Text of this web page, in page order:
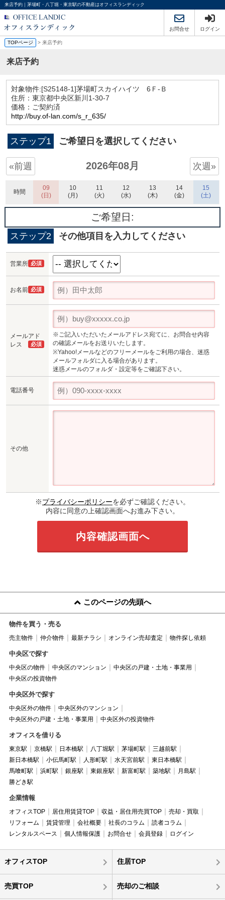
来店予約｜茅場町・八丁堀・東京駅の不動産はオフィスランディック
お問合せ ログイン
TOPページ > 来店予約
来店予約
対象物件:[S25148-1]茅場町スカイハイツ 6Ｆ-Ｂ
住所：東京都中央区新川1-30-7
価格：ご契約済
http://buy.of-lan.com/s_r_635/
ステップ1 ご希望日を選択してください
«前週 2026年08月 次週»
時間
09
(日)
10
(月)
11
(火)
12
(水)
13
(木)
14
(金)
15
(土)
ご希望日:
ステップ2 その他項目を入力してください
営業所 必須
お名前 必須
メールアド
レス
必須
※ご記入いただいたメールアドレス宛てに、お問合せ内容
の確認メールをお送りいたします。
※Yahoo!メールなどのフリーメールをご利用の場合、迷惑
メールフォルダに入る場合があります。
迷惑メールのフォルダ・設定等をご確認下さい。
電話番号
その他
※プライバシーポリシーを必ずご確認ください。
内容に同意の上確認画面へお進み下さい。
このページの先頭へ
物件を買う・売る
売主物件 仲介物件 最新チラシ オンライン売却査定 物件探し依頼
中央区で探す
中央区の物件 中央区のマンション
中央区の戸建・土地・事業用
中央区の投資物件
中央区外で探す
中央区外の物件
中央区外のマンション
中央区外の戸建・土地・事業用
中央区外の投資物件
オフィスを借りる
東京駅 京橋駅 日本橋駅 八丁堀駅 茅場町駅
三越前駅
新日本橋駅
小伝馬町駅 人形町駅 水天宮前駅
東日本橋駅
馬喰町駅
浜町駅 銀座駅 東銀座駅 新富町駅 築地駅
月島駅
勝どき駅
企業情報
オフィスTOP 居住用賃貸TOP 収益・居住用売買TOP
売却・買取
リフォーム
賃貸管理 会社概要 社長のコラム
読者コラム
レンタルスペース
個人情報保護 お問合せ 会員登録 ログイン
オフィスTOP 住居TOP
売買TOP 売却のご相談